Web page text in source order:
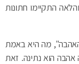
התקיימו חתונות
מה היא באמת
אהבה הוא נתינה. זאת